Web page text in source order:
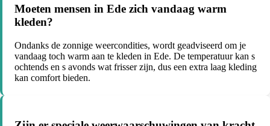
Moeten mensen in Ede zich vandaag warm
kleden?
Ondanks de zonnige weercondities, wordt geadviseerd om je
vandaag toch warm aan te kleden in Ede. De temperatuur kan s
ochtends en s avonds wat frisser zijn, dus een extra laag kleding
kan comfort bieden.